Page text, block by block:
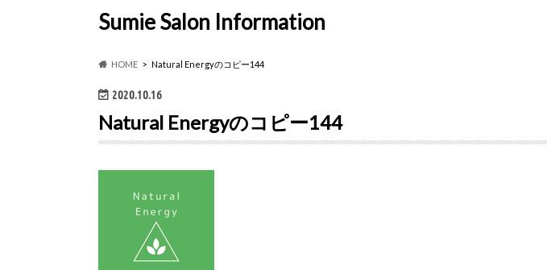
Sumie Salon Information
HOME Natural Energyのコピー144
2020.10.16
Natural Energyのコピー144